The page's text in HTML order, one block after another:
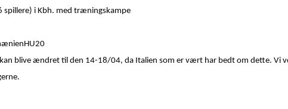
i Kbh. med træningskampe
blive ændret til den 14-18/04, da Italien som er vært har bedt om dette. Vi